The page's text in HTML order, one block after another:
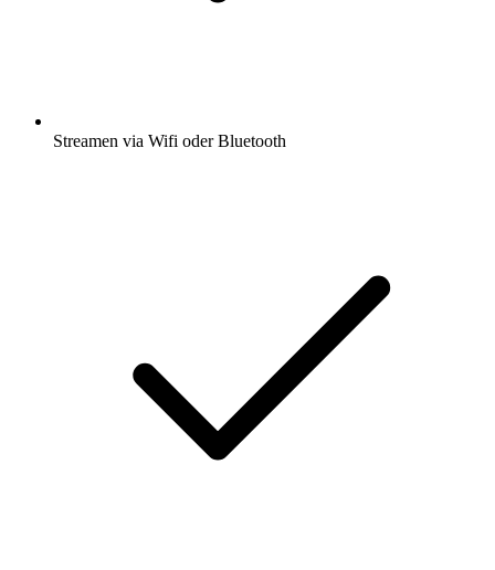
Streamen via Wifi oder Bluetooth